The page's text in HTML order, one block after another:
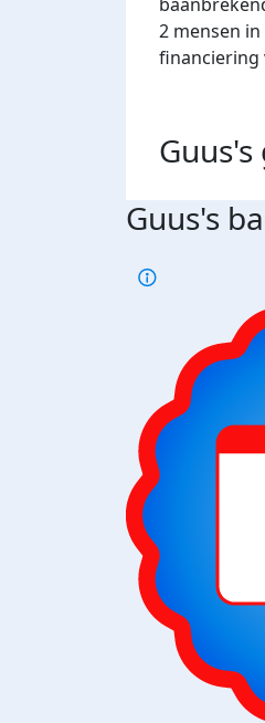
2 mensen
financiering
Guus's
Guus's